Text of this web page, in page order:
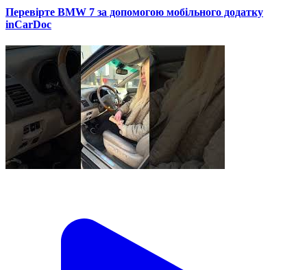
Перевірте BMW 7 за допомогою мобільного додатку
inCarDoc